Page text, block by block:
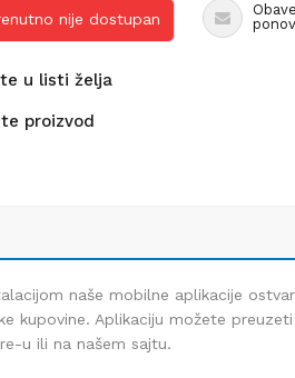
nije dostupan
u listi želja
proizvod
naše mobilne aplikacije
kupovine. Aplikaciju možete
u ili na našem sajtu.